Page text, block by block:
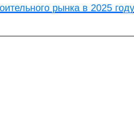
рынка в 2025 году